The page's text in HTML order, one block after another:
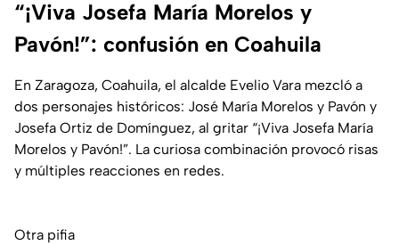
“¡Viva Josefa María Morelos y
Pavón!”: confusión en Coahuila
En Zaragoza, Coahuila, el alcalde Evelio Vara mezcló a
dos personajes históricos: José María Morelos y Pavón y
Josefa Ortiz de Domínguez, al gritar “¡Viva Josefa María
Morelos y Pavón!”. La curiosa combinación provocó risas
y múltiples reacciones en redes.
Otra pifia